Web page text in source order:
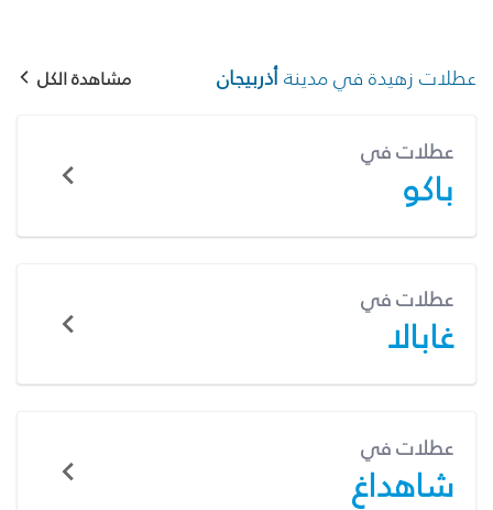
عطلات زهيدة في مدينةأذربيجان مشاهدة الكل
عطلات في
باكو
عطلات في
غابالا
عطلات في
شاهداغ